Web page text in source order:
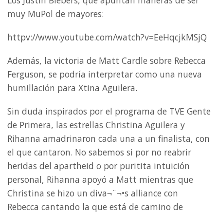
muy MuPol de mayores:
httpv://www.youtube.com/watch?v=EeHqcjkMSjQ
Además, la victoria de Matt Cardle sobre Rebecca
Ferguson, se podría interpretar como una nueva
humillación para Xtina Aguilera.
Sin duda inspirados por el programa de TVE Gente
de Primera, las estrellas Christina Aguilera y
Rihanna amadrinaron cada una a un finalista, con
el que cantaron. No sabemos si por no reabrir
heridas del apartheid o por puritita intuición
personal, Rihanna apoyó a Matt mientras que
Christina se hizo un diva¬¨¬•s alliance con
Rebecca cantando la que está de camino de